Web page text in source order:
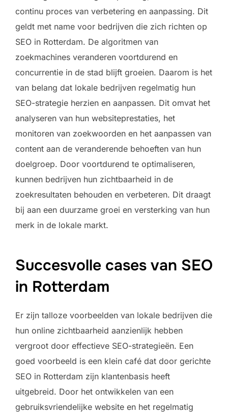
continu proces van verbetering en aanpassing. Dit
geldt met name voor bedrijven die zich richten op
SEO in Rotterdam. De algoritmen van
zoekmachines veranderen voortdurend en
concurrentie in de stad blijft groeien. Daarom is het
van belang dat lokale bedrijven regelmatig hun
SEO-strategie herzien en aanpassen. Dit omvat het
analyseren van hun websiteprestaties, het
monitoren van zoekwoorden en het aanpassen van
content aan de veranderende behoeften van hun
doelgroep. Door voortdurend te optimaliseren,
kunnen bedrijven hun zichtbaarheid in de
zoekresultaten behouden en verbeteren. Dit draagt
bij aan een duurzame groei en versterking van hun
merk in de lokale markt.
Succesvolle cases van SEO
in Rotterdam
Er zijn talloze voorbeelden van lokale bedrijven die
hun online zichtbaarheid aanzienlijk hebben
vergroot door effectieve SEO-strategieën. Een
goed voorbeeld is een klein café dat door gerichte
SEO in Rotterdam zijn klantenbasis heeft
uitgebreid. Door het ontwikkelen van een
gebruiksvriendelijke website en het regelmatig